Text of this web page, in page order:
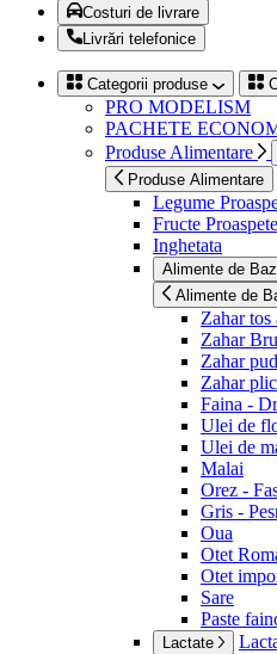
Costuri de livrare
Livrări telefonice
Categorii produse
PRO MODELISM
PACHETE
Produse Alimentare
Produse Alimentare
Legume
Fructe Proaspete
Inghetata
Alimente de
Alimente de
Zahar tos
Zahar
Zahar
Zahar
Faina -
Ulei de
Ulei de
Malai
Orez -
Gris -
Oua
Otet
Otet
Sare
Paste
Lactate